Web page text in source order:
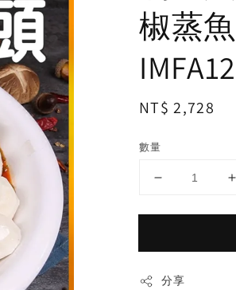
椒蒸
Regular
NT$ 2,728
數量
分享